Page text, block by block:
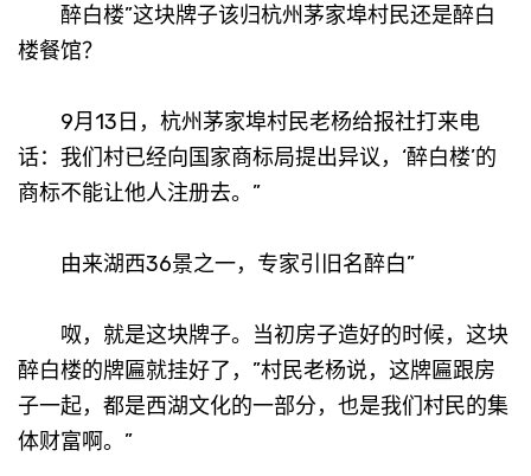
醉白楼”这块牌子该归杭州茅家埠村民还是醉白
楼餐馆？
9月13日，杭州茅家埠村民老杨给报社打来电
话：我们村已经向国家商标局提出异议，‘醉白楼’的
商标不能让他人注册去。”
由来湖西36景之一，专家引旧名醉白”
呶，就是这块牌子。当初房子造好的时候，这块
醉白楼的牌匾就挂好了，”村民老杨说，这牌匾跟房
子一起，都是西湖文化的一部分，也是我们村民的集
体财富啊。”